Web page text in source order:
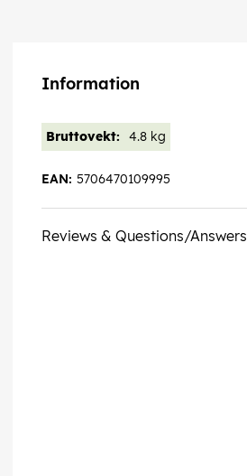
Information
Bruttovekt: 4.8 kg
5706470109995
EAN:
Reviews & Questions/Answers